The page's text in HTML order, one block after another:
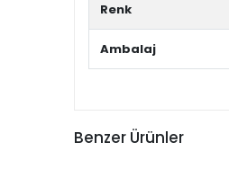
Renk
Ambalaj
Benzer Ürünler